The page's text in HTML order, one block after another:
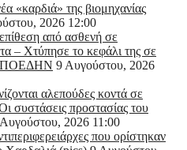
«καρδιά» της βιομηχανίας
2026 12:00
από ασθενή σε
– Χτύπησε το κεφάλι της σε
η ΠΟΕΔΗΝ 9 Αυγούστου, 2026
αλεπούδες κοντά σε
συστάσεις προστασίας του
2026 11:00
που ορίστηκαν